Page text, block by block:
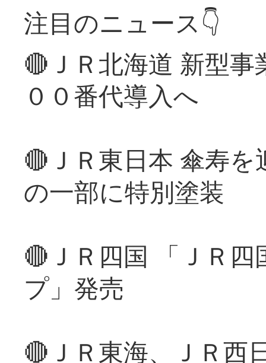
注目のニュース👇
🔴ＪＲ北海道 新型
００番代導入へ
🔴ＪＲ東日本 傘寿
の一部に特別塗装
🔴ＪＲ四国 「ＪＲ
プ」発売
🔴ＪＲ東海、ＪＲ西